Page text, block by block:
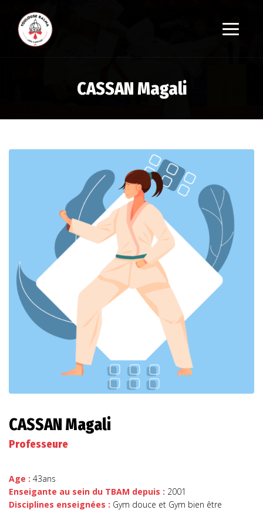
CASSAN Magali
CASSAN Magali
Professeure
Age : 43ans
Enseigante au sein du TBAM depuis : 2001
Disciplines enseignées : Gym douce et Gym bien être